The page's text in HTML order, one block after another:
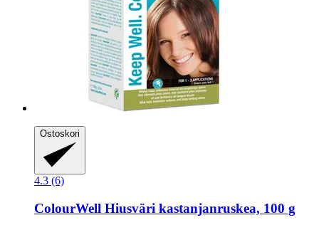
Ostoskori
4.3 (6)
ColourWell Hiusväri kastanjanruskea, 100 g